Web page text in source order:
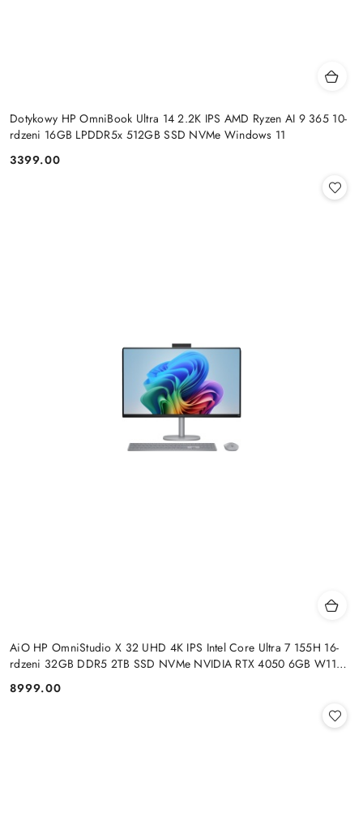
Dotykowy HP OmniBook Ultra 14 2.2K IPS AMD Ryzen AI 9 365 10-
rdzeni 16GB LPDDR5x 512GB SSD NVMe Windows 11
Cena:
3399.00
AiO HP OmniStudio X 32 UHD 4K IPS Intel Core Ultra 7 155H 16-
rdzeni 32GB DDR5 2TB SSD NVMe NVIDIA RTX 4050 6GB W11
Cena:
8999.00